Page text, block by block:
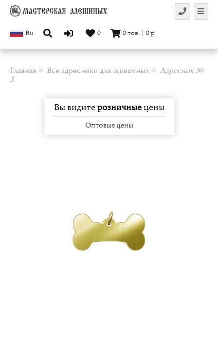
Ru 0 0тов. 0р
Главная Все адресники для животных
Адресник №
3
Вы видитерозничныецены
Оптовые цены